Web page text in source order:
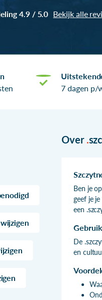
4.9 / 5.0 Bekijk alle
7 dagen p/
Over .
Ben je
geef je
een
Gebruik
De
en